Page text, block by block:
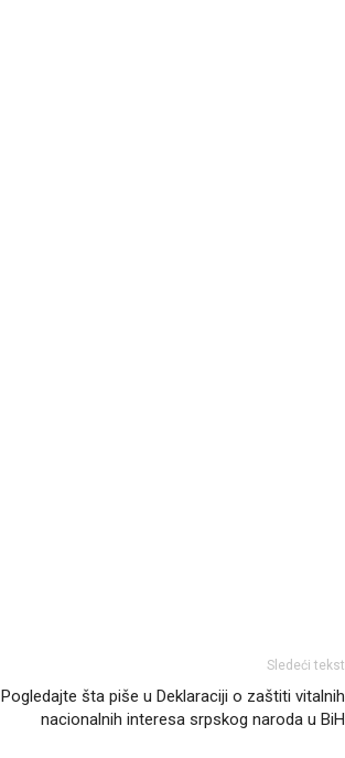
Sledeći tekst
Pogledajte šta piše u Deklaraciji o zaštiti vitalnih
nacionalnih interesa srpskog naroda u BiH